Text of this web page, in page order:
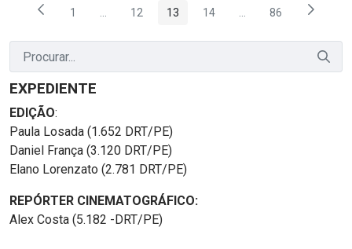
Página
1 ...Páginas intermediárias Usar ABA para navegar.
Página
12 Página
13 Página
14 ...PáginasPágina
86
EXPEDIENTE
EDIÇÃO:
Paula Losada (1.652 DRT/PE)
Daniel França (3.120 DRT/PE)
Elano Lorenzato (2.781 DRT/PE)
REPÓRTER CINEMATOGRÁFICO:
Alex Costa (5.182 -DRT/PE)